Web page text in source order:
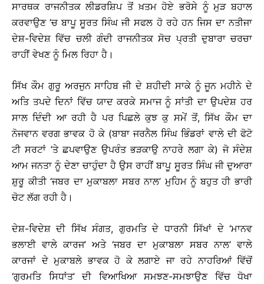
ਸਾਰਥਕ ਰਾਜਨੀਤਕ ਲੀਡਰਸ਼ਿਪ ਤੋਂ ਖ਼ਤਮ ਹੋਏ ਭਰੋਸੇ ਨੂੰ ਮੁੜ ਬਹਾਲ
ਕਰਵਾਉਣ ’ਚ ਬਾਪੂ ਸੂਰਤ ਸਿੰਘ ਜੀ ਸਫਲ ਹੋ ਰਹੇ ਹਨ ਜਿਸ ਦਾ ਨਤੀਜਾ
ਦੇਸ਼-ਵਿਦੇਸ਼ ਵਿੱਚ ਚਲੀ ਗੰਦੀ ਰਾਜਨੀਤਕ ਸੋਚ ਪ੍ਰਤੀ ਦੁਬਾਰਾ ਚਰਚਾ
ਰਾਹੀਂ ਵੇਖਣ ਨੂੰ ਮਿਲ ਰਿਹਾ ਹੈ।
ਸਿੱਖ ਕੌਮ ਗੁਰੂ ਅਰਜੁਨ ਸਾਹਿਬ ਜੀ ਦੇ ਸ਼ਹੀਦੀ ਸਾਕੇ ਨੂੰ ਜੂਨ ਮਹੀਨੇ ਦੇ
ਅਤਿ ਤਪਦੇ ਦਿਨਾਂ ਵਿੱਚ ਯਾਦ ਕਰਕੇ ਸਮਾਜ ਨੂੰ ਸਾਂਤੀ ਦਾ ਉਪਦੇਸ਼ ਹਰ
ਸਾਲ ਦਿੰਦੀ ਆ ਰਹੀ ਹੈ ਪਰ ਪਿਛਲੇ ਕੁਝ ਕੁ ਸਮੇਂ ਤੋਂ, ਸਿੱਖ ਕੌਮ ਦਾ
ਨੋਜਵਾਨ ਵਰਗ ਭਾਵਕ ਹੋ ਕੇ (ਬਾਬਾ ਜਰਨੈਲ ਸਿੰਘ ਭਿੰਡਰਾਂ ਵਾਲੇ ਦੀ ਫੋਟੋ
ਟੀ ਸਰਟਾਂ ’ਤੇ ਛਪਵਾਉਣ ਉਪਰੰਤ ਭੜਕਾਉ ਨਾਹਰੇ ਲਗਾ ਕੇ) ਜੋ ਸੰਦੇਸ਼
ਆਮ ਜਨਤਾ ਨੂੰ ਦੇਣਾ ਚਾਹੁੰਦਾ ਹੈ ਉਸ ਰਾਹੀਂ ਬਾਪੂ ਸੂਰਤ ਸਿੰਘ ਜੀ ਦੁਆਰਾ
ਸ਼ੁਰੂ ਕੀਤੀ ‘ਜਬਰ ਦਾ ਮੁਕਾਬਲਾ ਸਬਰ ਨਾਲ’ ਮੁਹਿਮ ਨੂੰ ਬਹੁਤ ਹੀ ਭਾਰੀ
ਚੋਟ ਲੱਗ ਰਹੀ ਹੈ।
ਦੇਸ਼-ਵਿਦੇਸ਼ ਦੀ ਸਿੱਖ ਸੰਗਤ, ਗੁਰਮਤਿ ਦੇ ਧਾਰਨੀ ਸਿੱਖਾਂ ਦੇ ‘ਮਾਨਵ
ਭਲਾਈ ਵਾਲੇ ਕਾਰਜ’ ਅਤੇ ‘ਜਬਰ ਦਾ ਮੁਕਾਬਲਾ ਸਬਰ ਨਾਲ’ ਵਾਲੇ
ਕਾਰਜਾਂ ਦੇ ਮੁਕਾਬਲੇ ਭਾਵਕ ਹੋ ਕੇ ਲਗਾਏ ਜਾ ਰਹੇ ਨਾਹਰਿਆਂ ਵਿੱਚੋਂ
‘ਗੁਰਮਤਿ ਸਿਧਾਂਤ’ ਦੀ ਵਿਆਖਿਆ ਸਮਝਣ-ਸਮਝਾਉਣ ਵਿੱਚ ਧੋਖਾ